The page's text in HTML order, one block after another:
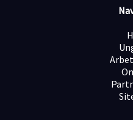
• Behärskar svenska
läsförståelse och skrift.
• Är hängiven: För dig är
ansikte utåt för
våra kunder, är